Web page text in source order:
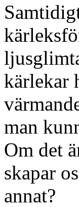
kärlekar
man
Om det
skapar
annat?